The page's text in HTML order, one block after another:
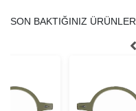
SON BAKTIĞINIZ ÜRÜNLER